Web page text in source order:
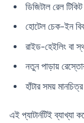
ডিজিটাল রেল
হোটেল চেক-ইন
রাইড-হেইলিং বা
নতুন পাড়ায়
হাঁটার সময়
এই প্যাটার্নটিই ব্যাখ্যা